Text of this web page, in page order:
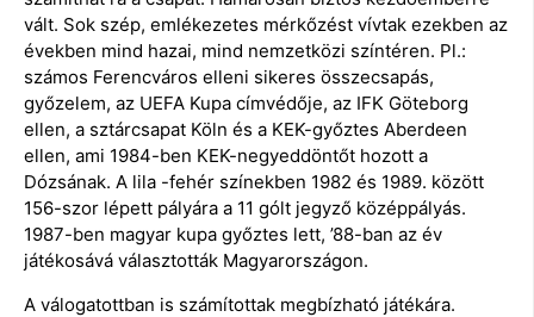
vált. Sok szép, emlékezetes mérkőzést vívtak ezekben az
években mind hazai, mind nemzetközi színtéren. Pl.:
számos Ferencváros elleni sikeres összecsapás,
győzelem, az UEFA Kupa címvédője, az IFK Göteborg
ellen, a sztárcsapat Köln és a KEK-győztes Aberdeen
ellen, ami 1984-ben KEK-negyeddöntőt hozott a
Dózsának. A lila -fehér színekben 1982 és 1989. között
156-szor lépett pályára a 11 gólt jegyző középpályás.
1987-ben magyar kupa győztes lett, ’88-ban az év
játékosává választották Magyarországon.
A válogatottban is számítottak megbízható játékára.